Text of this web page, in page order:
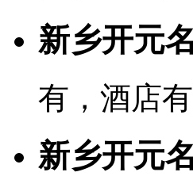
新乡开元
有，酒店
新乡开元